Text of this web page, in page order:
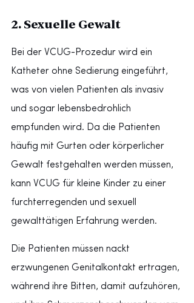
2. Sexuelle Gewalt
Bei der VCUG-Prozedur wird ein
Katheter ohne Sedierung eingeführt,
was von vielen Patienten als invasiv
und sogar lebensbedrohlich
empfunden wird. Da die Patienten
häufig mit Gurten oder körperlicher
Gewalt festgehalten werden müssen,
kann VCUG für kleine Kinder zu einer
furchterregenden und sexuell
gewalttätigen Erfahrung werden.
Die Patienten müssen nackt
erzwungenen Genitalkontakt ertragen,
während ihre Bitten, damit aufzuhören,